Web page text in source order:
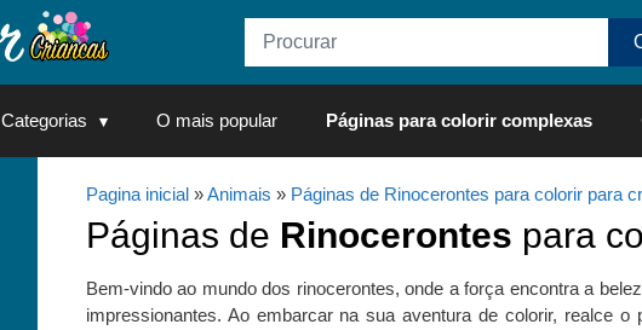
Categorias O mais popular Páginas para colorir complexas
Pagina inicial»Animais » Páginas de Rinocerontes para colorir para
Páginas de Rinocerontes para
Bem-vindo ao mundo dos rinocerontes, onde a força encontra a
impressionantes. Ao embarcar na sua aventura de colorir, realce